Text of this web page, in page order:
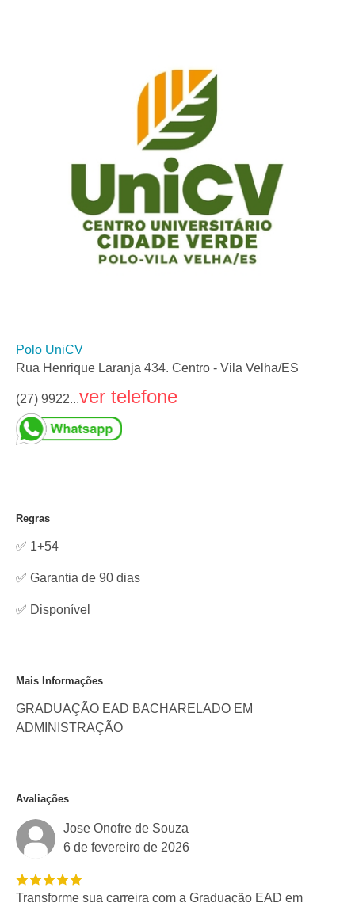
Polo UniCV
Rua Henrique Laranja 434. Centro - Vila Velha/ES
(27) 9922...ver telefone
Regras
✅ 1+54
✅ Garantia de 90 dias
✅ Disponível
Mais Informações
GRADUAÇÃO EAD BACHARELADO EM
ADMINISTRAÇÃO
Avaliações
Jose Onofre de Souza
6 de fevereiro de 2026
Transforme sua carreira com a Graduação EAD em